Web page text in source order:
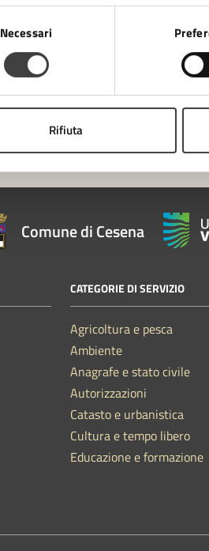
Necessari
Rifiuta
Numero verde
Prenota
Problemi in
Comune di Cesena
CATEGORIE DI SERVIZIO
Agricoltura e pesca
Ambiente
Anagrafe e stato civile
Autorizzazioni
Catasto e urbanistica
Cultura e tempo libero
Educazione e formazione